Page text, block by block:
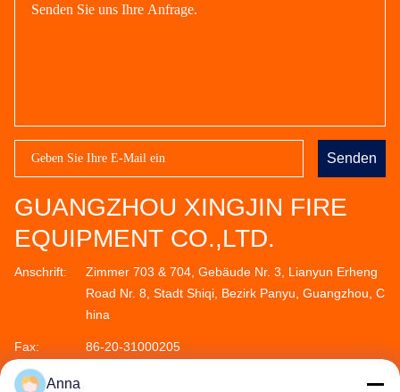
Senden
GUANGZHOU XINGJIN FIRE
EQUIPMENT CO.,LTD.
Anschrift:
Zimmer 703 & 704, Gebäude Nr. 3, Lianyun Erheng
Road Nr. 8, Stadt Shiqi, Bezirk Panyu, Guangzhou, C
hina
Fax: 86-20-31000205
Telefon:Anna